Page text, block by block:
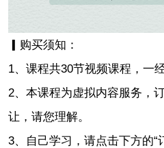
▎购买须知：
1、课程共30节视频课程，一
2、本课程为虚拟内容服务，
让，请您理解。
3、自己学习，请点击下方的“